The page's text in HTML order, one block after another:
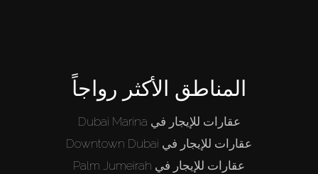
المناطق الأكثر رواجاً
عقارات للإيجار في Dubai Marina
عقارات للإيجار في Downtown Dubai
عقارات للإيجار في Palm Jumeirah